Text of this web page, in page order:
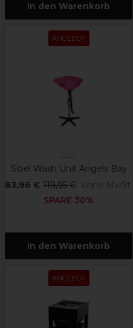
In den Warenkorb
ANGEBOT
Sibel Wash Unit Angels Bay
83,96 € 119,95 € ohne MwSt.
SPARE 30%
In den Warenkorb
ANGEBOT